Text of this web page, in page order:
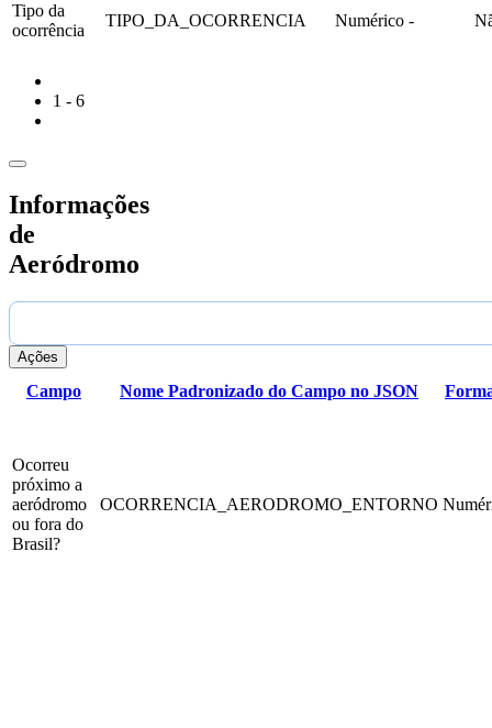
Tipo da
ocorrência
TIPO_DA_OCORRENCIA Numérico -
1 - 6
Informações
de
Aeródromo
Ações
Campo Nome Padronizado do Campo no JSON
Ocorreu
próximo a
aeródromo
ou fora do
Brasil?
OCORRENCIA_AERODROMO_ENTORNO